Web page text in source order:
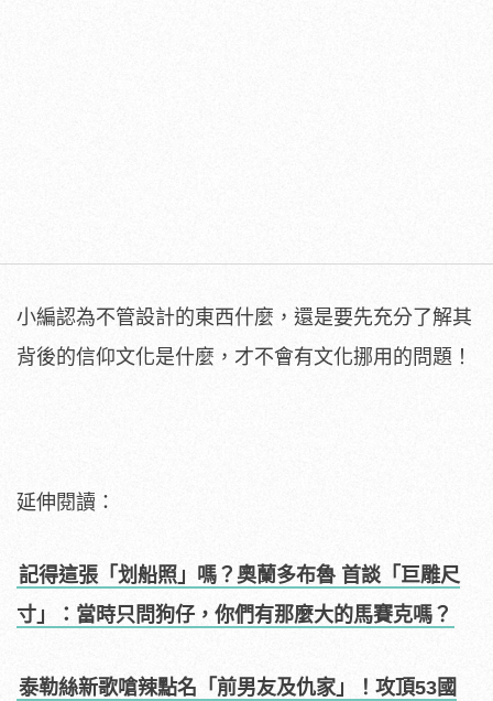
小編認為不管設計的東西什麼，還是要先充分了解其
背後的信仰文化是什麼，才不會有文化挪用的問題！
延伸閱讀：
記得這張「划船照」嗎？奧蘭多布魯 首談「巨雕尺
寸」：當時只問狗仔，你們有那麼大的馬賽克嗎？
泰勒絲新歌嗆辣點名「前男友及仇家」！攻頂53國